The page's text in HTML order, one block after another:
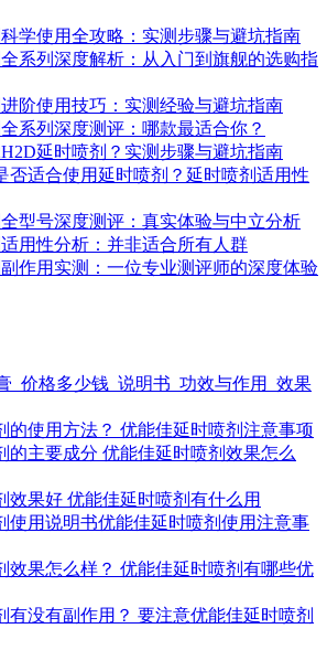
学使用全攻略：实测步骤与避坑指南
系列深度解析：从入门到旗舰的选购指
阶使用技巧：实测经验与避坑指南
系列深度测评：哪款最适合你？
延时喷剂？实测步骤与避坑指南
否适合使用延时喷剂？延时喷剂适用性
型号深度测评：真实体验与中立分析
用性分析：并非适合所有人群
作用实测：一位专业测评师的深度体验
_价格多少钱_说明书_功效与作用_效果
的使用方法？ 优能佳延时喷剂注意事项
的主要成分 优能佳延时喷剂效果怎么
效果好 优能佳延时喷剂有什么用
使用说明书优能佳延时喷剂使用注意事
效果怎么样？ 优能佳延时喷剂有哪些优
有没有副作用？ 要注意优能佳延时喷剂